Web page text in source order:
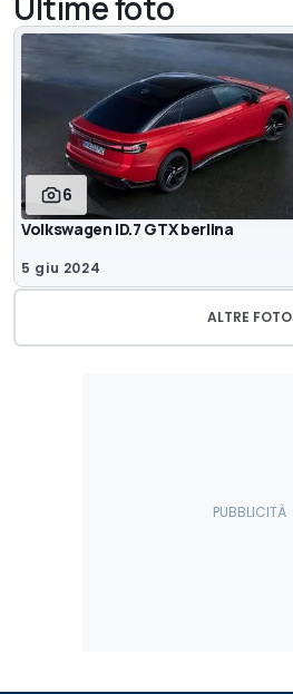
6
Volkswagen ID.7 GTX berlina
5 giu 2024
ALTRE FOTO